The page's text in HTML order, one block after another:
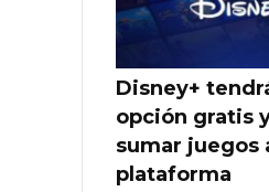
Disney+
opción gratis
sumar juegos
plataforma